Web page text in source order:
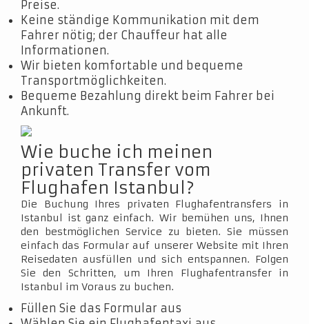
Preise.
Keine ständige Kommunikation mit dem
Fahrer nötig; der Chauffeur hat alle
Informationen.
Wir bieten komfortable und bequeme
Transportmöglichkeiten.
Bequeme Bezahlung direkt beim Fahrer bei
Ankunft.
Wie buche ich meinen
privaten Transfer vom
Flughafen Istanbul?
Die Buchung Ihres privaten Flughafentransfers in
Istanbul ist ganz einfach. Wir bemühen uns, Ihnen
den bestmöglichen Service zu bieten. Sie müssen
einfach das Formular auf unserer Website mit Ihren
Reisedaten ausfüllen und sich entspannen. Folgen
Sie den Schritten, um Ihren Flughafentransfer in
Istanbul im Voraus zu buchen.
Füllen Sie das Formular aus